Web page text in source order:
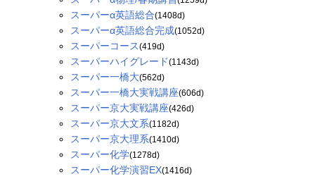
スーパーα英語総合(1408d)
スーパーα英語総合完成(1052d)
スーパーコース(419d)
スーパーハイグレード(1143d)
スーパー一橋大(562d)
スーパー一橋大実戦講座(606d)
スーパー京大実戦講座(426d)
スーパー京大文系(1182d)
スーパー京大理系(1410d)
スーパー化学(1278d)
スーパー化学演習EX(1416d)